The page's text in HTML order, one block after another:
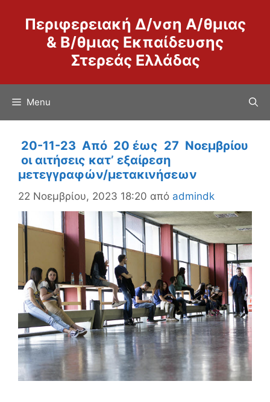
περιεχόμενο
Περιφερειακή Δ/νση Α/θμιας
& Β/θμιας Εκπαίδευσης
Στερεάς Ελλάδας
Menu
20-11-23 Από 20 έως 27 Νοεμβρίου
οι αιτήσεις κατ’ εξαίρεση
μετεγγραφών/μετακινήσεων
22 Νοεμβρίου, 2023 18:20 από admindk